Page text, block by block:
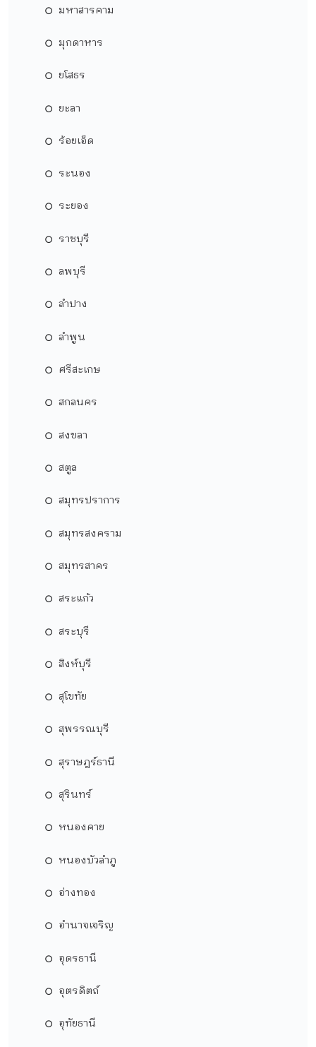
มหาสารคาม
มุกดาหาร
ยโสธร
ยะลา
ร้อยเอ็ด
ระนอง
ระยอง
ราชบุรี
ลพบุรี
ลำปาง
ลำพูน
ศรีสะเกษ
สกลนคร
สงขลา
สตูล
สมุทรปราการ
สมุทรสงคราม
สมุทรสาคร
สระแก้ว
สระบุรี
สิงห์บุรี
สุโขทัย
สุพรรณบุรี
สุราษฎร์ธานี
สุรินทร์
หนองคาย
หนองบัวลำภู
อ่างทอง
อำนาจเจริญ
อุดรธานี
อุตรดิตถ์
อุทัยธานี